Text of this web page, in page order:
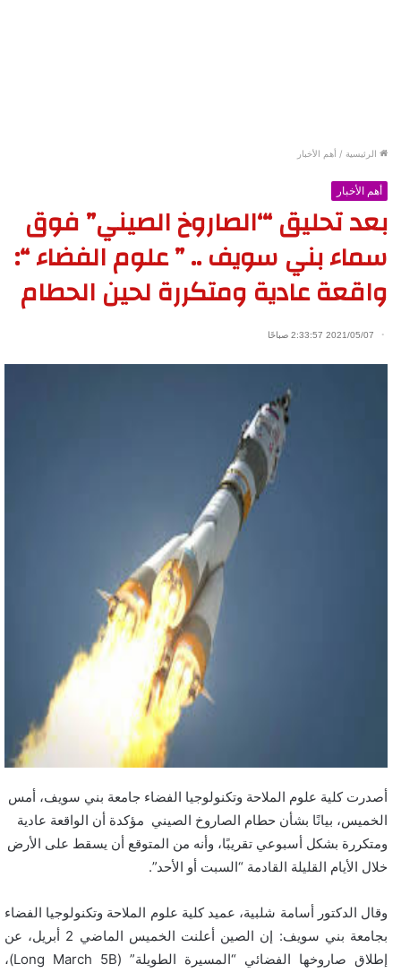
الرئيسية / أهم الأخبار
أهم الأخبار
بعد تحليق “‘الصاروخ الصيني” فوق
سماء بني سويف .. ” علوم الفضاء “:
واقعة عادية ومتكررة لحين الحطام
2021/05/07 2:33:57 صباحًا
أصدرت كلية علوم الملاحة وتكنولوجيا الفضاء جامعة بني سويف، أمس
الخميس، بيانًا بشأن حطام الصاروخ الصيني مؤكدة أن الواقعة عادية
ومتكررة بشكل أسبوعي تقريبًا، وأنه من المتوقع أن يسقط على الأرض
خلال الأيام القليلة القادمة “السبت أو الأحد”.
وقال الدكتور أسامة شلبية، عميد كلية علوم الملاحة وتكنولوجيا الفضاء
بجامعة بني سويف: إن الصين أعلنت الخميس الماضي 2 أبريل، عن
إطلاق صاروخها الفضائي “المسيرة الطويلة” (Long March 5B)،